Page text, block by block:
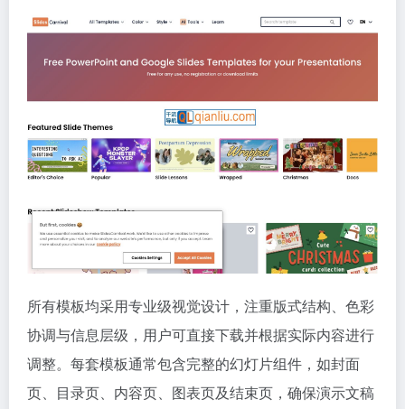
所有模板均采用专业级视觉设计，注重版式结构、色彩
协调与信息层级，用户可直接下载并根据实际内容进行
调整。每套模板通常包含完整的幻灯片组件，如封面
页、目录页、内容页、图表页及结束页，确保演示文稿